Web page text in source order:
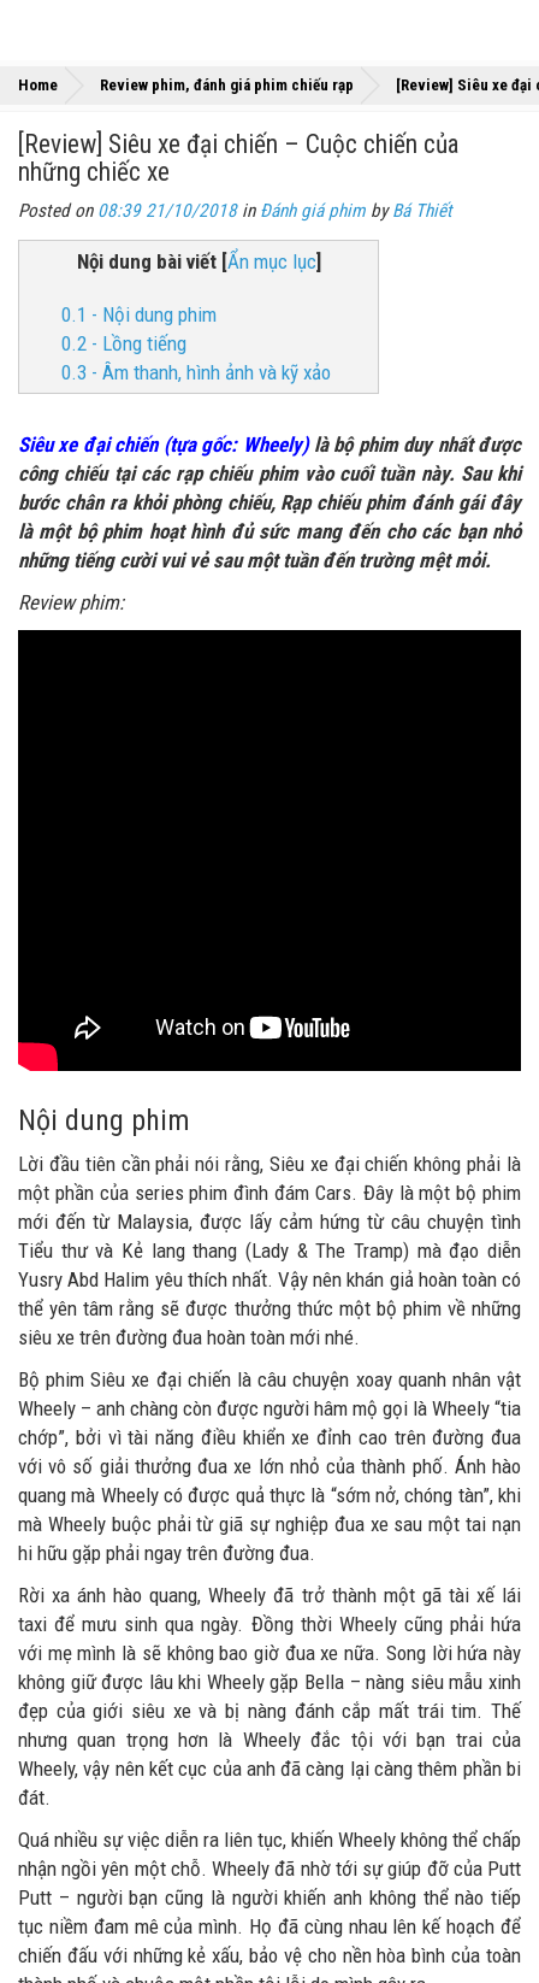
Home Review phim, đánh giá phim chiếu rạp [Review] Siêu xe đại
[Review] Siêu xe đại chiến – Cuộc chiến của
những chiếc xe
Posted on 08:39 21/10/2018in Đánh giá phim byBá Thiết
Nội dung bài viết[Ẩn mục lục]
0.1 - Nội dung phim
0.2 - Lồng tiếng
0.3 - Âm thanh, hình ảnh và kỹ xảo
Siêu xe đại chiến (tựa gốc: Wheely)là bộ phim duy nhất được
công chiếu tại các rạp chiếu phim vào cuối tuần này. Sau khi
bước chân ra khỏi phòng chiếu, Rạp chiếu phim đánh gái đây
là một bộ phim hoạt hình đủ sức mang đến cho các bạn nhỏ
những tiếng cười vui vẻ sau một tuần đến trường mệt mỏi.
Review phim:
Nội dung phim
Lời đầu tiên cần phải nói rằng, Siêu xe đại chiến không phải là
một phần của series phim đình đám Cars. Đây là một bộ phim
mới đến từ Malaysia, được lấy cảm hứng từ câu chuyện tình
Tiểu thư và Kẻ lang thang (Lady & The Tramp) mà đạo diễn
Yusry Abd Halim yêu thích nhất. Vậy nên khán giả hoàn toàn có
thể yên tâm rằng sẽ được thưởng thức một bộ phim về những
siêu xe trên đường đua hoàn toàn mới nhé.
Bộ phim Siêu xe đại chiến là câu chuyện xoay quanh nhân vật
Wheely – anh chàng còn được người hâm mộ gọi là Wheely “tia
chớp”, bởi vì tài năng điều khiển xe đỉnh cao trên đường đua
với vô số giải thưởng đua xe lớn nhỏ của thành phố. Ánh hào
quang mà Wheely có được quả thực là “sớm nở, chóng tàn”, khi
mà Wheely buộc phải từ giã sự nghiệp đua xe sau một tai nạn
hi hữu gặp phải ngay trên đường đua.
Rời xa ánh hào quang, Wheely đã trở thành một gã tài xế lái
taxi để mưu sinh qua ngày. Đồng thời Wheely cũng phải hứa
với mẹ mình là sẽ không bao giờ đua xe nữa. Song lời hứa này
không giữ được lâu khi Wheely gặp Bella – nàng siêu mẫu xinh
đẹp của giới siêu xe và bị nàng đánh cắp mất trái tim. Thế
nhưng quan trọng hơn là Wheely đắc tội với bạn trai của
Wheely, vậy nên kết cục của anh đã càng lại càng thêm phần bi
đát.
Quá nhiều sự việc diễn ra liên tục, khiến Wheely không thể chấp
nhận ngồi yên một chỗ. Wheely đã nhờ tới sự giúp đỡ của Putt
Putt – người bạn cũng là người khiến anh không thể nào tiếp
tục niềm đam mê của mình. Họ đã cùng nhau lên kế hoạch để
chiến đấu với những kẻ xấu, bảo vệ cho nền hòa bình của toàn